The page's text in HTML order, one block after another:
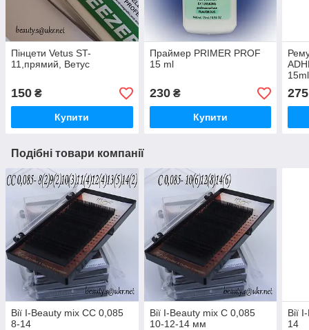
Пінцети Vetus ST-
11,прямий, Ветус
150 ₴
Купити
Праймер PRIMER PROF
15 ml
230₴
Купити
15ml
275
Подібні товари компанії
Вії I-Beauty mix СС 0,085
8-14
Вії I-Beauty mix С 0,085
10-12-14 мм
Вії
14